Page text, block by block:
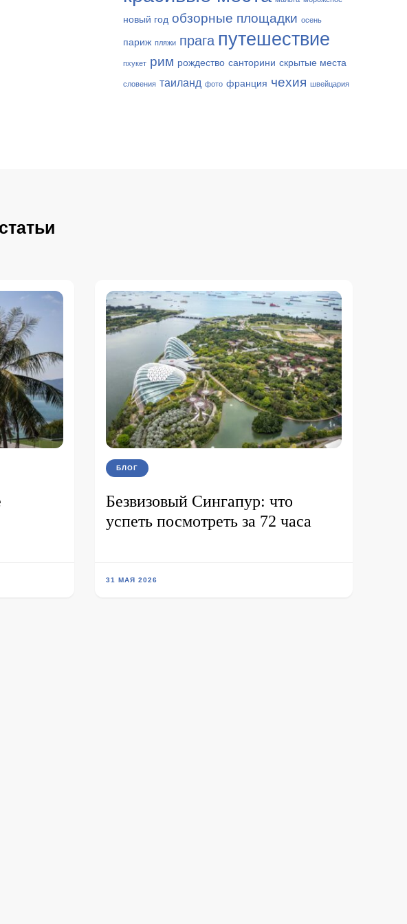
новый год обзорные площадки осень
париж пляжи прага путешествие
пхукет рим рождество санторини скрытые места
словения таиланд фото франция чехия швейцария
БЛОГ
Безвизовый Сингапур: что
успеть посмотреть за 72 часа
31 МАЯ 2026